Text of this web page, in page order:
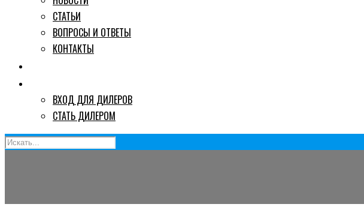
СТАТЬИ
ВОПРОСЫ И ОТВЕТЫ
КОНТАКТЫ
ВХОД ДЛЯ ДИЛЕРОВ
СТАТЬ ДИЛЕРОМ